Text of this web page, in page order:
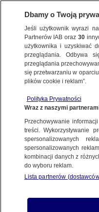
ŚWIAT
to mołdawskie
18.03.2021, 20:24
Udostępnij
Mołdawscy politycy
prezydenta kraju,
Dbamy o Twoją
Jeśli użytkownik wyrazi
Partnerów IAB oraz30
użytkownika i uzyskiwać
przeglądania. Odbywa
przeglądania
się przetwarzaniu w
plików cookie i reklam”.
Polityka Prywatności
Wraz z naszymi
Przechowywanie
treści. Wykorzystywanie
spersonalizowanych
spersonalizowanych
kombinacji danych z
do wyboru reklam.
Lista partnerów